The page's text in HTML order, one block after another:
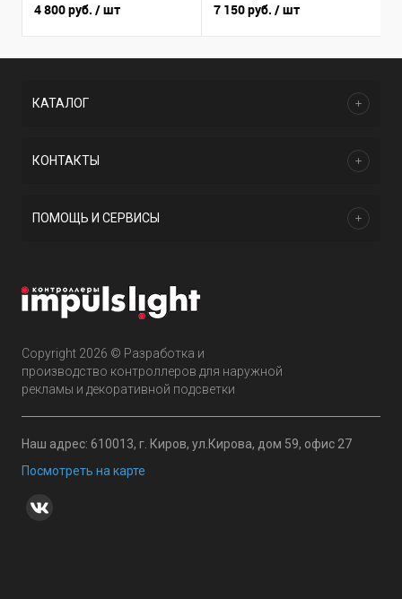
4 800 руб. / шт 7 150 руб. / шт
Copyright 2026 © Разработка и
производство контроллеров для наружной
рекламы и декоративной подсветки
Наш адрес: 610013, г. Киров, ул.Кирова, дом 59, офис 27
Посмотреть на карте
КАТАЛОГ
КОНТАКТЫ
ПОМОЩЬ И СЕРВИСЫ